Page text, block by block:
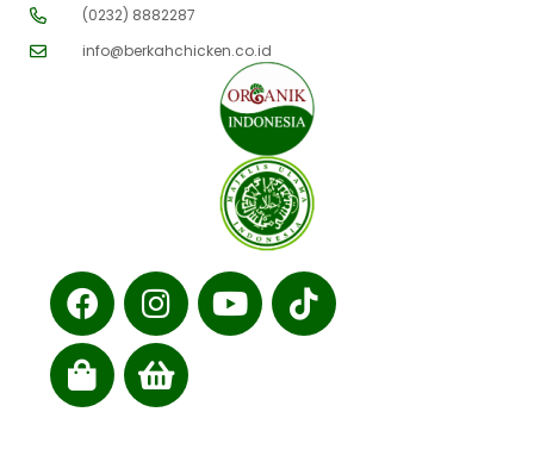
(0232) 8882287
info@berkahchicken.co.id